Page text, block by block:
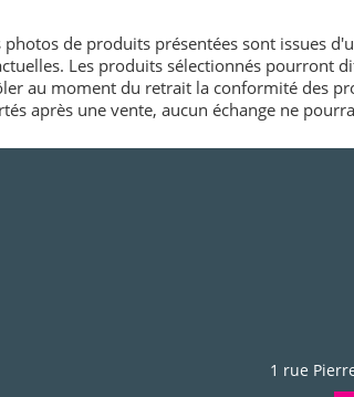
photos de produits présentées sont issues
Les produits sélectionnés pourront
au moment du retrait la conformité des
après une vente, aucun échange ne
1 rue